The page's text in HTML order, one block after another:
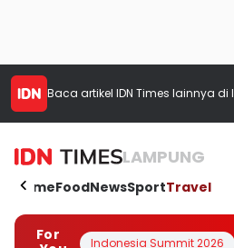
Baca artikel IDN Times lainnya di
LAMPUNG
HomeFoodNewsSportTravel
For
Indonesia Summit 2026